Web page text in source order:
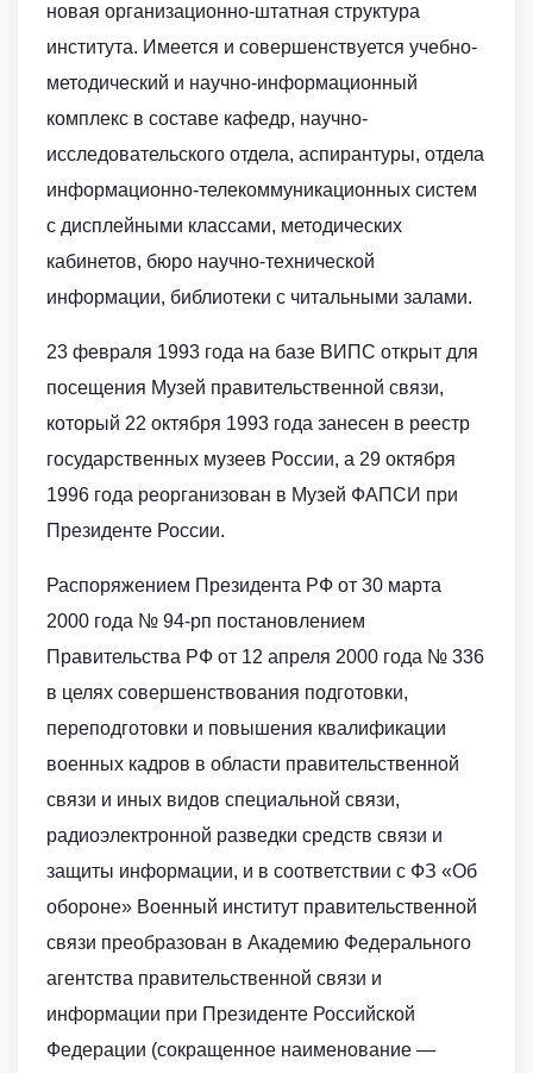
новая организационно-штатная структура
института. Имеется и совершенствуется учебно-
методический и научно-информационный
комплекс в составе кафедр, научно-
исследовательского отдела, аспирантуры, отдела
информационно-телекоммуникационных систем
с дисплейными классами, методических
кабинетов, бюро научно-технической
информации, библиотеки с читальными залами.
23 февраля 1993 года на базе ВИПС открыт для
посещения Музей правительственной связи,
который 22 октября 1993 года занесен в реестр
государственных музеев России, а 29 октября
1996 года реорганизован в Музей ФАПСИ при
Президенте России.
Распоряжением Президента РФ от 30 марта
2000 года № 94-рп постановлением
Правительства РФ от 12 апреля 2000 года № 336
в целях совершенствования подготовки,
переподготовки и повышения квалификации
военных кадров в области правительственной
связи и иных видов специальной связи,
радиоэлектронной разведки средств связи и
защиты информации, и в соответствии с ФЗ «Об
обороне» Военный институт правительственной
связи преобразован в Академию Федерального
агентства правительственной связи и
информации при Президенте Российской
Федерации (сокращенное наименование —